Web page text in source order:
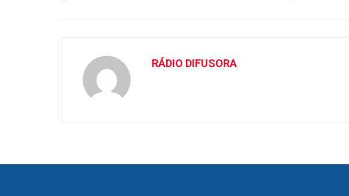
RÁDIO DIFUSORA